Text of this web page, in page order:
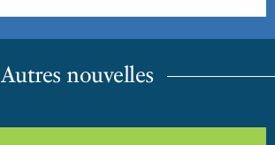
Autres nouvelles